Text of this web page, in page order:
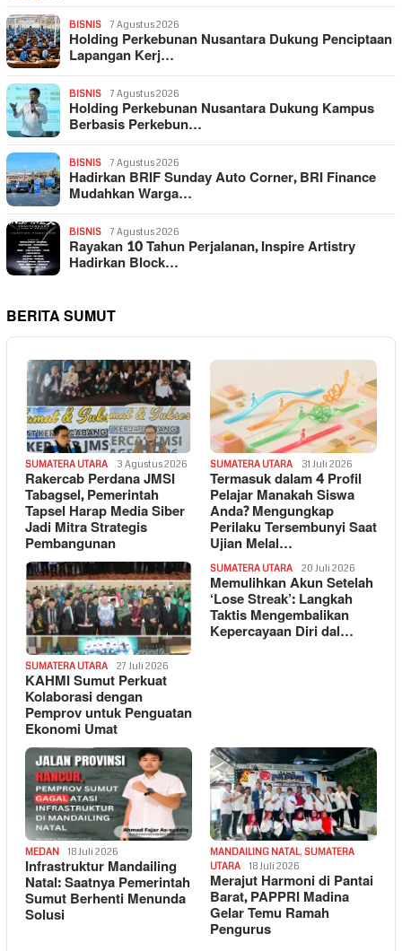
BISNIS 7 Agustus 2026
Holding Perkebunan Nusantara Dukung Penciptaan
Lapangan Kerj…
BISNIS 7 Agustus 2026
Holding Perkebunan Nusantara Dukung Kampus
Berbasis Perkebun…
BISNIS 7 Agustus 2026
Hadirkan BRIF Sunday Auto Corner, BRI Finance
Mudahkan Warga…
BISNIS 7 Agustus 2026
Rayakan 10 Tahun Perjalanan, Inspire Artistry
Hadirkan Block…
BERITA SUMUT
SUMATERA UTARA 3 Agustus 2026
Rakercab Perdana JMSI
Tabagsel, Pemerintah
Tapsel Harap Media Siber
Jadi Mitra Strategis
Pembangunan
SUMATERA UTARA 31 Juli 2026
Termasuk dalam 4 Profil
Pelajar Manakah Siswa
Anda? Mengungkap
Perilaku Tersembunyi Saat
Ujian Melal…
SUMATERA UTARA 27 Juli 2026
KAHMI Sumut Perkuat
Kolaborasi dengan
Pemprov untuk Penguatan
Ekonomi Umat
SUMATERA UTARA 20 Juli 2026
Memulihkan Akun Setelah
‘Lose Streak’: Langkah
Taktis Mengembalikan
Kepercayaan Diri dal…
MEDAN 18 Juli 2026
Infrastruktur Mandailing
Natal: Saatnya Pemerintah
Sumut Berhenti Menunda
Solusi
MANDAILING NATAL, SUMATERA
UTARA
18 Juli 2026
Merajut Harmoni di Pantai
Barat, PAPPRI Madina
Gelar Temu Ramah
Pengurus